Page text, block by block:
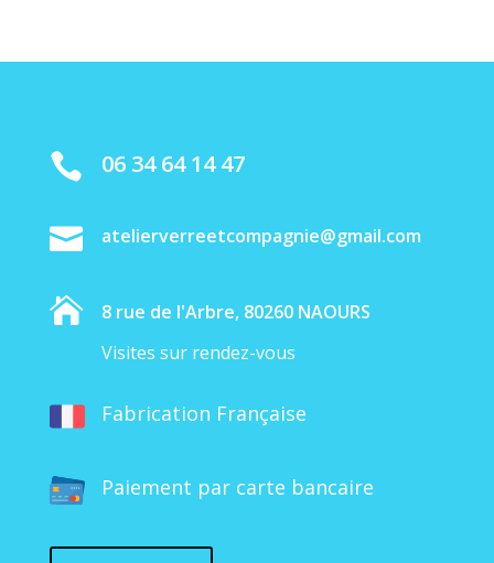
 06 34 64 14 47
 atelierverreetcompagnie@gmail.com

8 rue de l'Arbre, 80260 NAOURS
Visites sur rendez-vous
Fabrication Française
Paiement par carte bancaire